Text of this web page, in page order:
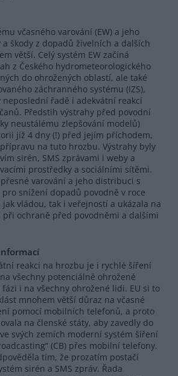
včasného varování (EW) a jeho
škody z dopadů živelních a dalších
větší. Celý systém EW začíná
z Českého hydrometeorologického
do ohrožených oblastí, ale také
záchranného systému (IZS),
neposlední řadě i adekvátní reakcí
Předstih výstrahy před povodní
neustálému zlepšování modelů)
již 4 dny (!) před jejím příchodem,
na tuto hrozbu. Výstrahy byly
sirén, SMS zprávami i weby a
prostředky a sociálními sítěmi.
varování a jeho distribuci s
snížení dopadů povodně v roce
jak vládou, tak i veřejností a ukázala na
při ochraně před povodněmi a dalšími
reakci na hrozbu je i rychlé šíření
všechny potenciálně ohrožené
i na všechny ohrožené lidi. EU si to
mnohem větší důraz na včasné
pomocí mobilních telefonů, a proto
na členské státy, aby zavedly do
svých zemích moderní systém šíření
(CB) přes mobilní telefony.
tím, že prozatím postačí
sirén a SMS zpráv. Řada